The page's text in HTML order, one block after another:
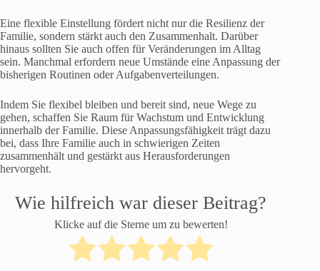
Eine flexible Einstellung fördert nicht nur die Resilienz der
Familie, sondern stärkt auch den Zusammenhalt. Darüber
hinaus sollten Sie auch offen für Veränderungen im Alltag
sein. Manchmal erfordern neue Umstände eine Anpassung der
bisherigen Routinen oder Aufgabenverteilungen.
Indem Sie flexibel bleiben und bereit sind, neue Wege zu
gehen, schaffen Sie Raum für Wachstum und Entwicklung
innerhalb der Familie. Diese Anpassungsfähigkeit trägt dazu
bei, dass Ihre Familie auch in schwierigen Zeiten
zusammenhält und gestärkt aus Herausforderungen
hervorgeht.
Wie hilfreich war dieser Beitrag?
Klicke auf die Sterne um zu bewerten!